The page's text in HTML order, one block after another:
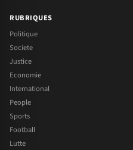
RUBRIQUES
Politique
Societe
Justice
Economie
International
People
Sports
Football
Lutte